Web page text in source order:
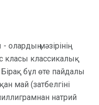
мәзірінің
класы классикалық
бұл өте пайдалы
май (затбелгіні
натрий